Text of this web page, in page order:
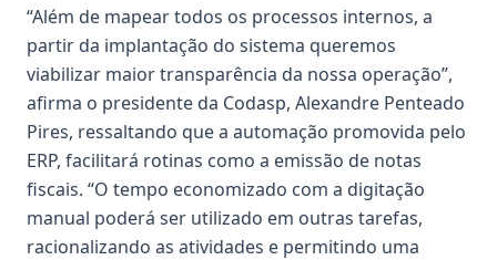
“Além de mapear todos os processos internos, a
partir da implantação do sistema queremos
viabilizar maior transparência da nossa operação”,
afirma o presidente da Codasp, Alexandre Penteado
Pires, ressaltando que a automação promovida pelo
ERP, facilitará rotinas como a emissão de notas
fiscais. “O tempo economizado com a digitação
manual poderá ser utilizado em outras tarefas,
racionalizando as atividades e permitindo uma